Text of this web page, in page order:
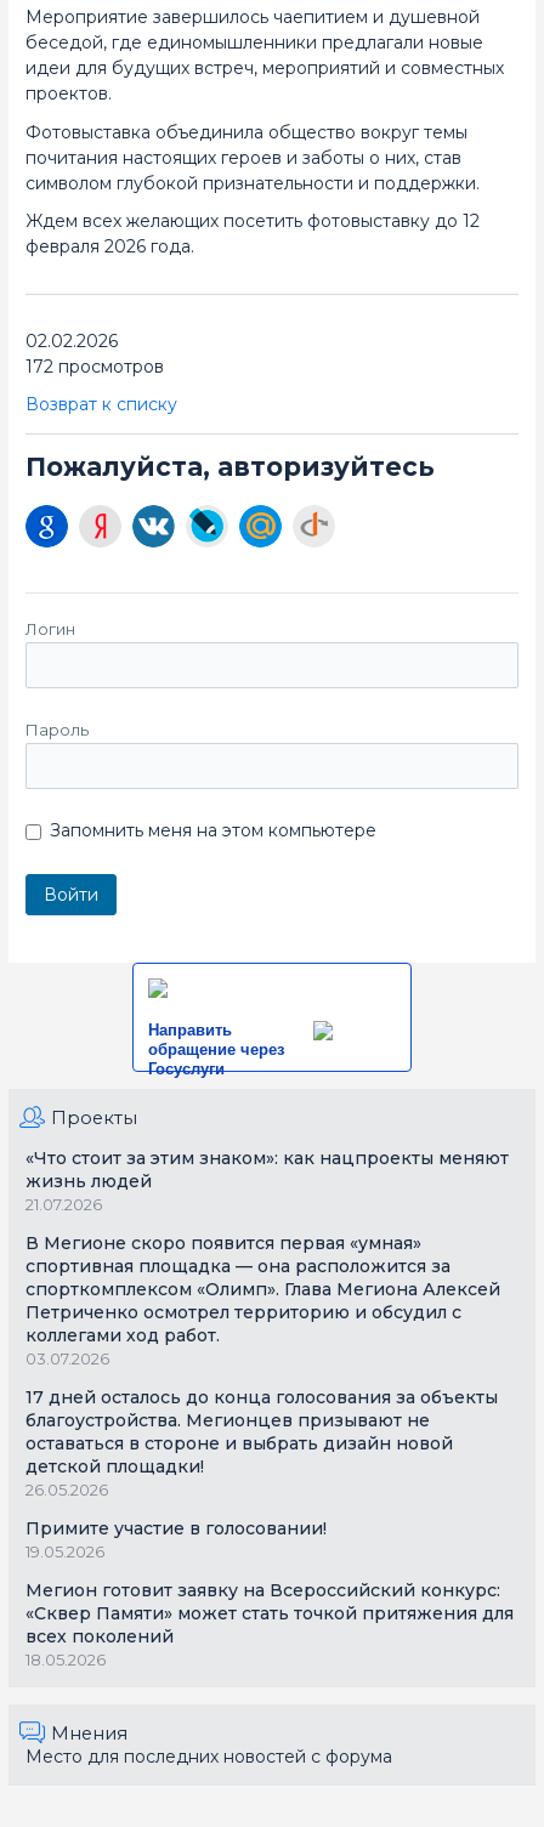
Мероприятие завершилось чаепитием и душевной
беседой, где единомышленники предлагали новые
идеи для будущих встреч, мероприятий и совместных
проектов.
Фотовыставка объединила общество вокруг темы
почитания настоящих героев и заботы о них, став
символом глубокой признательности и поддержки.
Ждем всех желающих посетить фотовыставку до 12
февраля 2026 года.
02.02.2026
172 просмотров
Возврат к списку
Пожалуйста, авторизуйтесь
Логин
Пароль
Запомнить меня на этом компьютере
Направить
обращение через
Госуслуги
Проекты
«Что стоит за этим знаком»: как нацпроекты меняют
жизнь людей
21.07.2026
В Мегионе скоро появится первая «умная»
спортивная площадка — она расположится за
спорткомплексом «Олимп». Глава Мегиона Алексей
Петриченко осмотрел территорию и обсудил с
коллегами ход работ.
03.07.2026
17 дней осталось до конца голосования за объекты
благоустройства. Мегионцев призывают не
оставаться в стороне и выбрать дизайн новой
детской площадки!
26.05.2026
Примите участие в голосовании!
19.05.2026
Мегион готовит заявку на Всероссийский конкурс:
«Сквер Памяти» может стать точкой притяжения для
всех поколений
18.05.2026
Мнения
Место для последних новостей с форума